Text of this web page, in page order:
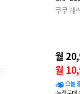
쿠쿠 레
월
월
오늘